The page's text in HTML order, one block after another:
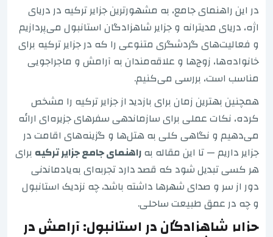
در این راهنمای جامع، به مشهورترین جزایر ترکیه در دریای
اژه، دریای مدیترانه و جزایر شاهزادگان استانبول می‌پردازیم
و فعالیت‌های گردشگری متنوعی را که در جزایر ترکیه برای
خانواده‌ها، زوج‌ها و علاقه‌مندان به آرامش و ماجراجویی
مناسب است، بررسی می‌کنیم.
همچنین بهترین زمان برای بازدید از جزایر ترکیه را مشخص
کرده، نکات عملی برای سازماندهی سفرهای جزیره‌ای ارائه
می‌دهیم و نگاهی کلی به هتل‌ها و گزینه‌های اقامت در
جزایر داریم — تا این مقاله بهراهنمای جامع جزایر ترکیه برای
هر کسی تبدیل شود که قصد دارد تجربه‌ای به‌یادماندنی
دور از سر و صدای شهرها داشته باشد، چه نزدیک استانبول
و چه در عمق طبیعت ساحلی.
جزایر شاهزادگان در استانبول: آرامش در